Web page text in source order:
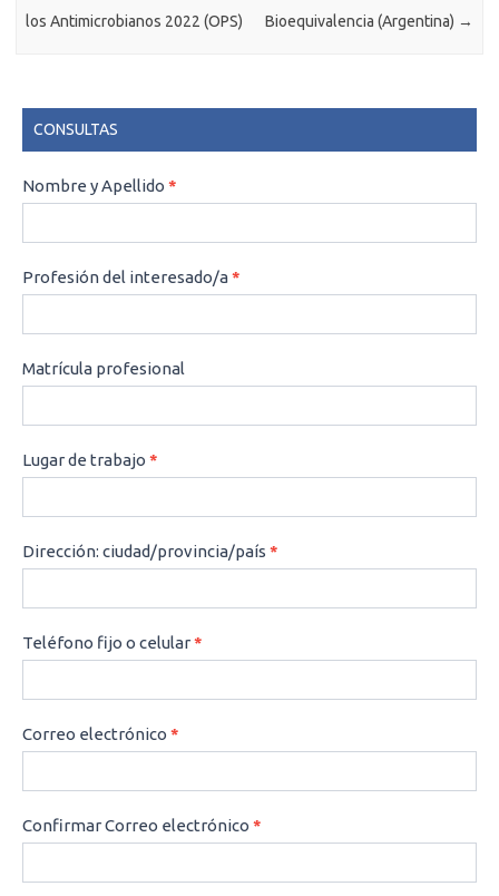
los Antimicrobianos 2022 (OPS)
Bioequivalencia (Argentina) →
CONSULTAS
CONSULTAS
Nombre y Apellido *
Profesión del interesado/a*
Matrícula profesional
Lugar de trabajo *
Dirección: ciudad/provincia/país *
Teléfono fijo o celular*
Correo electrónico *
Confirmar Correo electrónico *